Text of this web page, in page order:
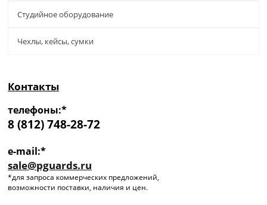
Студийное оборудование
Чехлы, кейсы, сумки
Контакты
телефоны:*
8 (812) 748-28-72
e-mail:*
sale@pguards.ru
*для запроса коммерческих предложений,
возможности поставки, наличия и цен.